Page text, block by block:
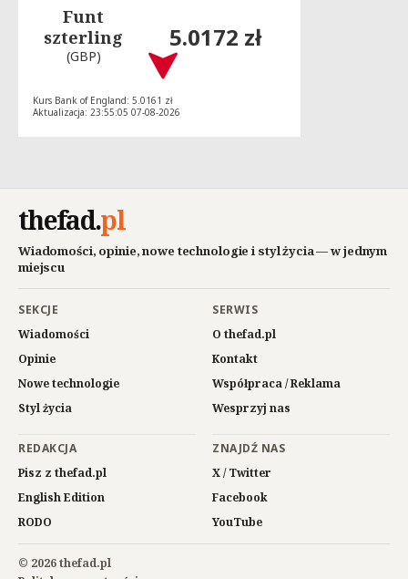
Funt
szterling
(GBP)
5.0172 zł
Kurs Bank of England: 5.0161 zł
Aktualizacja: 23:55:05 07-08-2026
thefad.pl
Wiadomości, opinie, nowe technologie i styl życia — w jednym
miejscu
SEKCJE
Wiadomości
Opinie
Nowe technologie
Styl życia
SERWIS
O thefad.pl
Kontakt
Współpraca / Reklama
Wesprzyj nas
REDAKCJA
Pisz z thefad.pl
English Edition
RODO
ZNAJDŹ NAS
X / Twitter
Facebook
YouTube
© 2026 thefad.pl